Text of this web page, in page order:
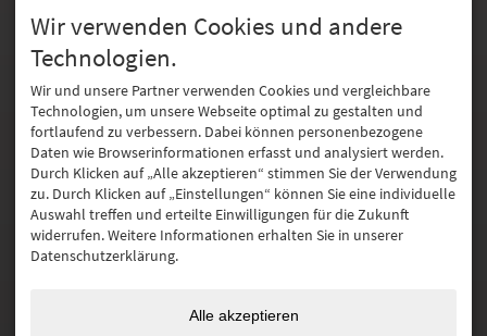
HAUBERS BLOG
ECHT HAUBERS
Wir verwenden Cookies und andere
Technologien.
Wir und unsere Partner verwenden Cookies und vergleichbare
Technologien, um unsere Webseite optimal zu gestalten und
fortlaufend zu verbessern. Dabei können personenbezogene
Daten wie Browserinformationen erfasst und analysiert werden.
Durch Klicken auf „Alle akzeptieren“ stimmen Sie der Verwendung
zu. Durch Klicken auf „Einstellungen“ können Sie eine individuelle
Auswahl treffen und erteilte Einwilligungen für die Zukunft
widerrufen. Weitere Informationen erhalten Sie in unserer
Datenschutzerklärung.
Alle akzeptieren